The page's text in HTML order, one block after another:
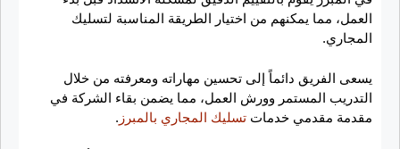
العمل، مما يمكنهم من اختيار الطريقة المناسبة لتسليك
المجاري.
يسعى الفريق دائماً إلى تحسين مهاراته ومعرفته من خلال
التدريب المستمر وورش العمل، مما يضمن بقاء الشركة في
مقدمة مقدمي خدمات تسليك المجاري بالمبرز .